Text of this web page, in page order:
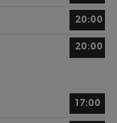
20:00
20:00
17:00